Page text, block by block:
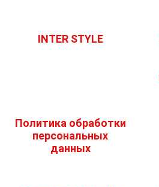
INTER STYLE
Политика обработки
персональных
данных